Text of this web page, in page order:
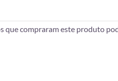
que compraram este produto